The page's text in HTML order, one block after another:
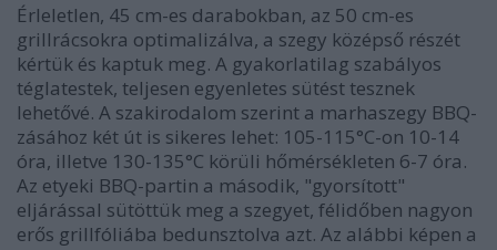
Érleletlen, 45 cm-es darabokban, az 50 cm-es
grillrácsokra optimalizálva, a szegy középső részét
kértük és kaptuk meg. A gyakorlatilag szabályos
téglatestek, teljesen egyenletes sütést tesznek
lehetővé. A szakirodalom szerint a marhaszegy BBQ-
zásához két út is sikeres lehet: 105-115°C-on 10-14
óra, illetve 130-135°C körüli hőmérsékleten 6-7 óra.
Az etyeki BBQ-partin a második, "gyorsított"
eljárással sütöttük meg a szegyet, félidőben nagyon
erős grillfóliába bedunsztolva azt. Az alábbi képen a